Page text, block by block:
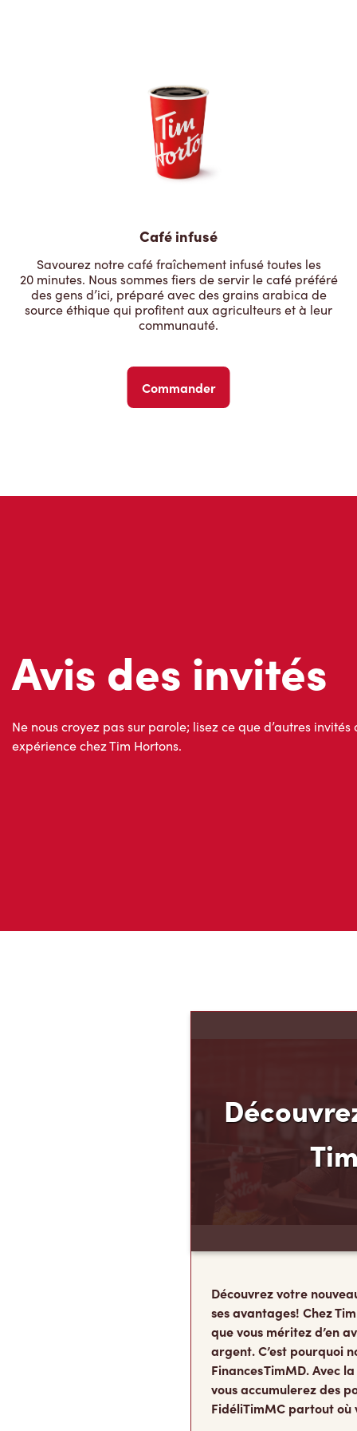
Café infusé
Savourez notre café fraîchement infusé toutes les
20 minutes. Nous sommes fiers de servir le café préféré
des gens d’ici, préparé avec des grains arabica de
source éthique qui profitent aux agriculteurs et à leur
communauté.
Commander
Avis des invités
Ne nous croyez pas sur parole; lisez ce que d’autres
expérience chez Tim Hortons.
Découvrez votre
ses avantages! Chez
que vous méritez d’en
argent. C’est pourquoi
Finances TimMD. Avec
vous accumulerez des
FidéliTimMC partout où